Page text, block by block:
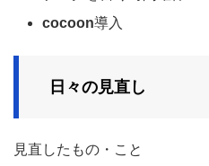
cocoon導入
日々の見直し
見直したもの・こと